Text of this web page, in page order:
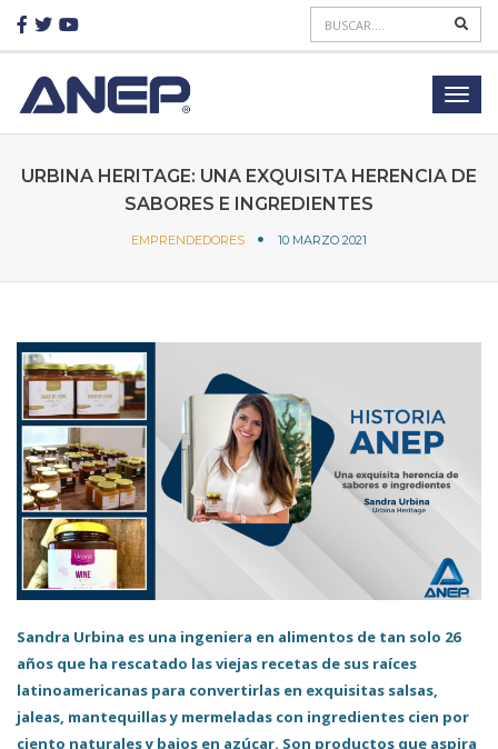
URBINA HERITAGE: UNA EXQUISITA HERENCIA DE
SABORES E INGREDIENTES
EMPRENDEDORES 10 MARZO 2021
Sandra Urbina es una ingeniera en alimentos de tan solo 26
años que ha rescatado las viejas recetas de sus raíces
latinoamericanas para convertirlas en exquisitas salsas,
jaleas, mantequillas y mermeladas con ingredientes cien por
ciento naturales y bajos en azúcar. Son productos que aspira